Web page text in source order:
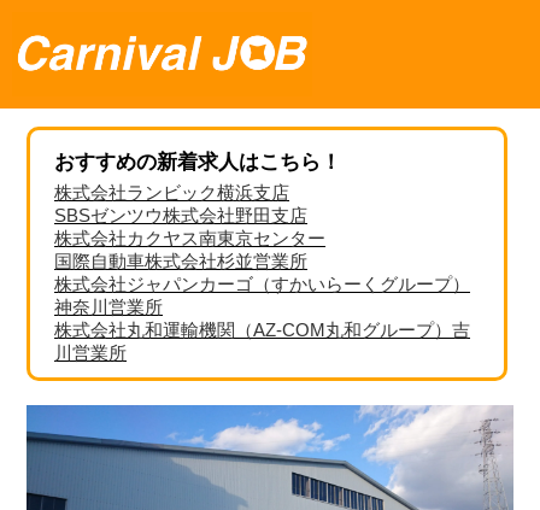
おすすめの新着求人はこちら！
株式会社ランビック横浜支店
SBSゼンツウ株式会社野田支店
株式会社カクヤス南東京センター
国際自動車株式会社杉並営業所
株式会社ジャパンカーゴ（すかいらーくグループ）
神奈川営業所
株式会社丸和運輸機関（AZ-COM丸和グループ）吉
川営業所